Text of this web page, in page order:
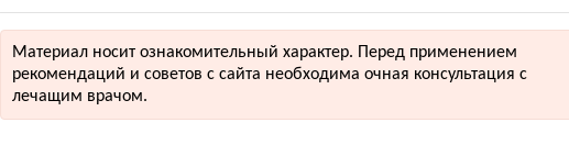
Материал носит ознакомительный характер. Перед применением
рекомендаций и советов с сайта необходима очная консультация с
лечащим врачом.